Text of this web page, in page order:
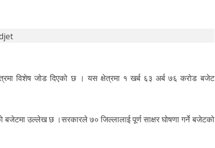
विशेष जोड दिएको छ । यस क्षेत्रमा १ खर्ब ६३ अर्ब ७६ करोड बजेट
बजेटमा उल्लेख छ ।सरकारले ७० जिल्लालाई पूर्ण साक्षर घोषणा गर्ने बजेटको